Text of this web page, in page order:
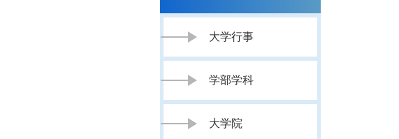
大学行事
学部学科
大学院